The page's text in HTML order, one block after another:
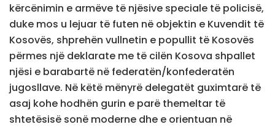
kërcënimin e armëve të njësive speciale të policisë,
duke mos u lejuar të futen në objektin e Kuvendit të
Kosovës, shprehën vullnetin e popullit të Kosovës
përmes një deklarate me të cilën Kosova shpallet
njësi e barabartë në federatën/konfederatën
jugosllave. Në këtë mënyrë delegatët guximtarë të
asaj kohe hodhën gurin e parë themeltar të
shtetësisë sonë moderne dhe e orientuan në